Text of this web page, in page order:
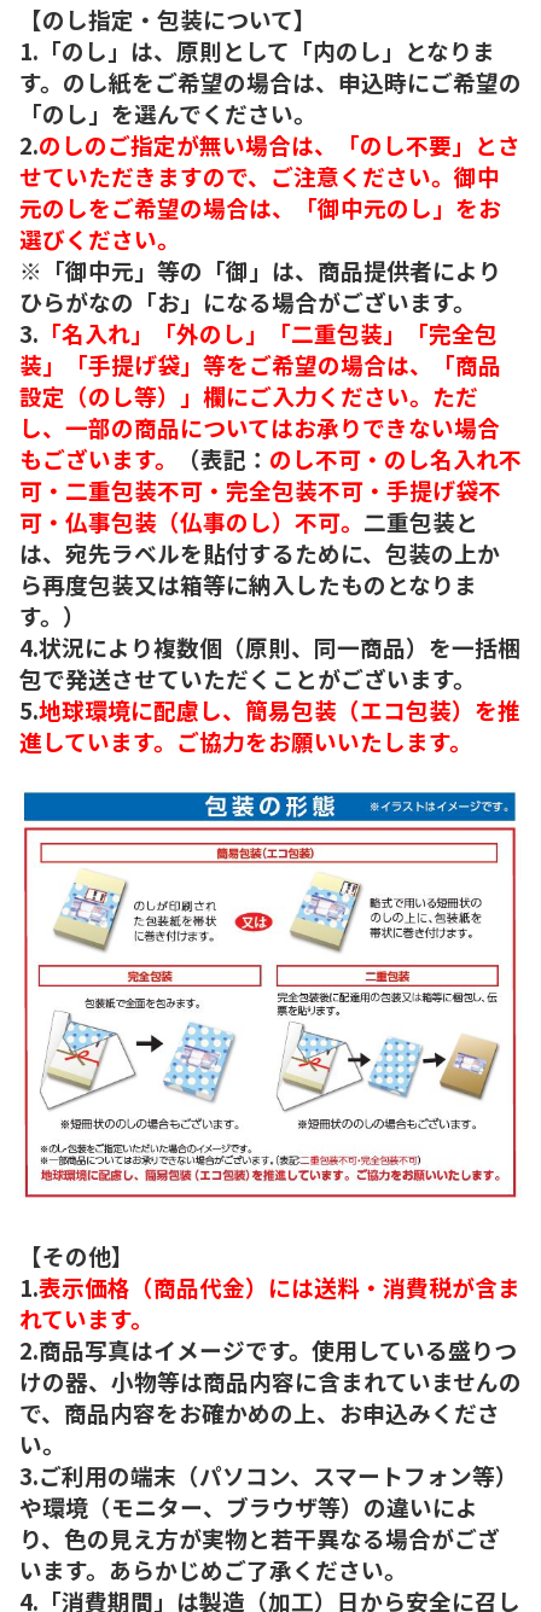
【のし指定・包装について】
1.「のし」は、原則として「内のし」となりま
す。のし紙をご希望の場合は、申込時にご希望の
「のし」を選んでください。
2.のしのご指定が無い場合は、「のし不要」とさ
せていただきますので、ご注意ください。御中
元のしをご希望の場合は、「御中元のし」をお
選びください。
※「御中元」等の「御」は、商品提供者により
ひらがなの「お」になる場合がございます。
3. 「名入れ」「外のし」「二重包装」「完全包
装」「手提げ袋」等をご希望の場合は、「商品
設定（のし等）」欄にご入力ください。ただ
し、一部の商品についてはお承りできない場合
もございます。
（表記： のし不可・のし名入れ不
可・二重包装不可・完全包装不可・手提げ袋不
可・仏事包装（仏事のし）不可。 二重包装と
は、宛先ラベルを貼付するために、包装の上か
ら再度包装又は箱等に納入したものとなりま
す。）
4.状況により複数個（原則、同一商品）を一括梱
包で発送させていただくことがございます。
5.地球環境に配慮し、簡易包装（エコ包装）を推
進しています。ご協力をお願いいたします。
【その他】
1.表示価格（商品代金）には送料・消費税が含ま
れています。
2.商品写真はイメージです。使用している盛りつ
けの器、小物等は商品内容に含まれていませんの
で、商品内容をお確かめの上、お申込みくださ
い。
3.ご利用の端末（パソコン、スマートフォン等）
や環境（モニター、ブラウザ等）の違いによ
り、色の見え方が実物と若干異なる場合がござ
います。あらかじめご了承ください。
4.「消費期間」は製造（加工）日から安全に召し